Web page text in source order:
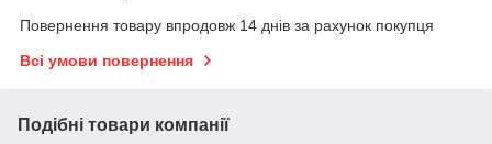
Повернення товару впродовж 14 днів за рахунок покупця
Всі умови повернення
Подібні товари компанії